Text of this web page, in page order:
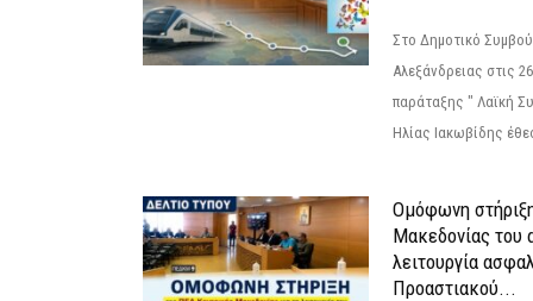
Στο Δημοτικό
Αλεξάνδρειας στις
παράταξης " Λαϊκή
Ηλίας Ιακωβίδης
Ομόφωνη
Μακεδονίας του
λειτουργία
Προαστιακού...